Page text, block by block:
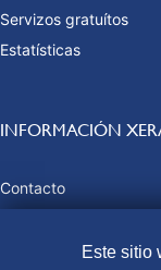
Servizos gratuítos
Estatísticas
INFORMACIÓN
Contacto
Taxas e prezosEste sitio